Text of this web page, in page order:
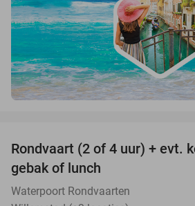
Rondvaart (2 of 4 uur) + evt.
gebak of lunch
Waterpoort Rondvaarten